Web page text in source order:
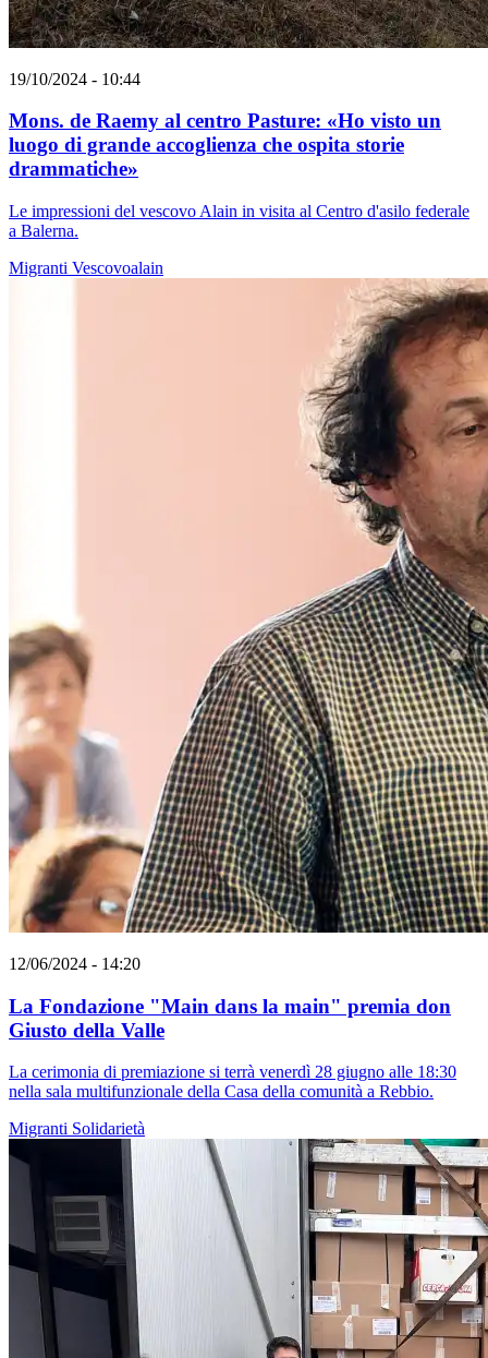
19/10/2024 - 10:44
Mons. de Raemy al centro Pasture: «Ho visto un
luogo di grande accoglienza che ospita storie
drammatiche»
Le impressioni del vescovo Alain in visita al Centro d'asilo federale
a Balerna.
Migranti Vescovoalain
12/06/2024 - 14:20
La Fondazione "Main dans la main" premia don
Giusto della Valle
La cerimonia di premiazione si terrà venerdì 28 giugno alle 18:30
nella sala multifunzionale della Casa della comunità a Rebbio.
Migranti Solidarietà